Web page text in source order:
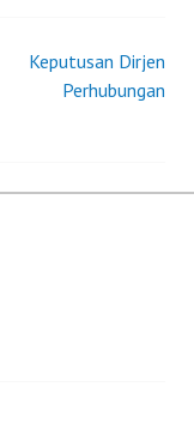
Keputusan Dirjen
Perhubungan